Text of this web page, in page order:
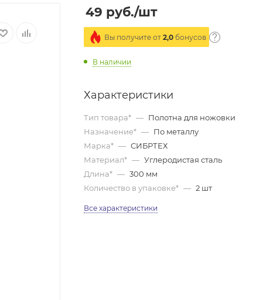
49 руб./шт
Вы получите от 2,0 бонусов
В наличии
Характеристики
Тип товара* — Полотна для ножовки
Назначение* — По металлу
Марка* — СИБРТЕХ
Материал* — Углеродистая сталь
Длина* — 300 мм
Количество в упаковке* — 2 шт
Все характеристики